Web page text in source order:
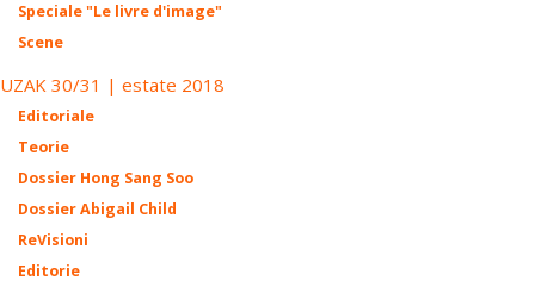
Speciale "Le livre d'image"
Scene
UZAK 30/31 | estate 2018
Editoriale
Teorie
Dossier Hong Sang Soo
Dossier Abigail Child
ReVisioni
Editorie